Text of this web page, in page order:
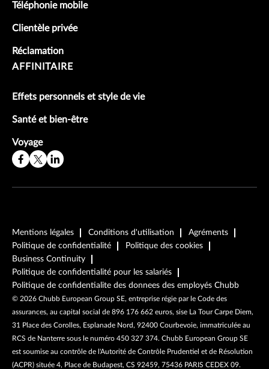
Téléphonie mobile
Clientèle privée
Réclamation
AFFINITAIRE
Effets personnels et style de vie
Santé et bien-être
Voyage
Mentions légales Conditions d'utilisation
Agréments
Politique de confidentialité
Politique des cookies
Business Continuity
Politique de confidentialité pour les salariés
Politique de confidentialite des donnees des employés Chubb
© 2026 Chubb European Group SE, entreprise régie par le Code des
assurances, au capital social de 896 176 662 euros, sise La Tour Carpe Diem,
31 Place des Corolles, Esplanade Nord, 92400 Courbevoie, immatriculée au
RCS de Nanterre sous le numéro 450 327 374. Chubb European Group SE
est soumise au contrôle de l'Autorité de Contrôle Prudentiel et de Résolution
(ACPR) située 4, Place de Budapest, CS 92459, 75436 PARIS CEDEX 09.